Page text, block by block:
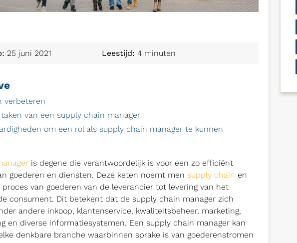
25 juni 2021 Leestijd: 4 minuten
verbeteren
van een supply chain manager
om een rol als supply chain manager te kunnen
is degene die verantwoordelijk is voor een zo efficiënt
goederen en diensten. Deze keten noemt mensupply chain en
van goederen van de leverancier tot levering van het
consument. Dit betekent dat de supply chain manager zich
andere inkoop, klantenservice, kwaliteitsbeheer, marketing,
en diverse informatiesystemen. Een supply chain manager kan
denkbare branche waarbinnen sprake is van goederenstromen